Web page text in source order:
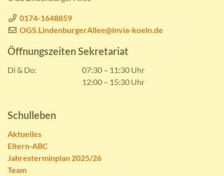
0174-1648859
OGS.LindenburgerAllee@invia-koeln.de
Öffnungszeiten Sekretariat
Di & Do:
07:30 – 11:30 Uhr
12:00 – 15:30 Uhr
Schulleben
Aktuelles
Eltern-ABC
Jahresterminplan 2025/26
Team